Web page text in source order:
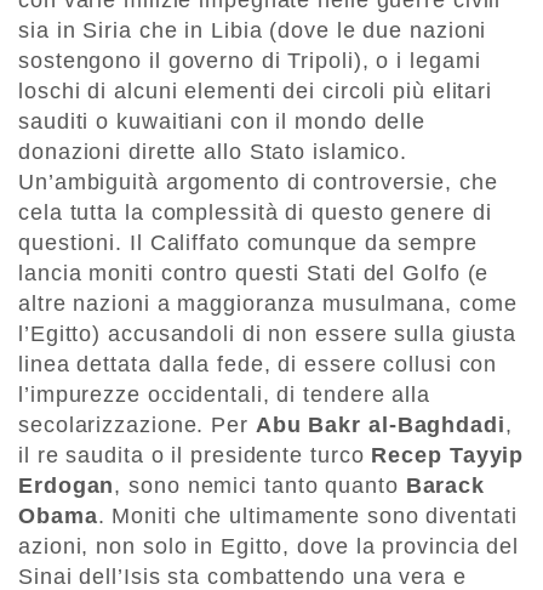
sia in Siria che in Libia (dove le due nazioni
sostengono il governo di Tripoli), o i legami
loschi di alcuni elementi dei circoli più elitari
sauditi o kuwaitiani con il mondo delle
donazioni dirette allo Stato islamico.
Un’ambiguità argomento di controversie, che
cela tutta la complessità di questo genere di
questioni. Il Califfato comunque da sempre
lancia moniti contro questi Stati del Golfo (e
altre nazioni a maggioranza musulmana, come
l’Egitto) accusandoli di non essere sulla giusta
linea dettata dalla fede, di essere collusi con
l’impurezze occidentali, di tendere alla
secolarizzazione. Per Abu Bakr al-Baghdadi,
il re saudita o il presidente turco Recep Tayyip
Erdogan, sono nemici tanto quanto Barack
Obama. Moniti che ultimamente sono diventati
azioni, non solo in Egitto, dove la provincia del
Sinai dell’Isis sta combattendo una vera e